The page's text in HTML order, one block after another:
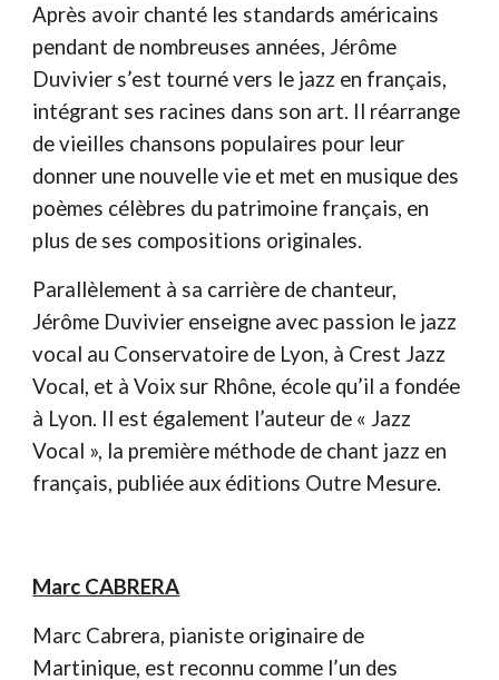
Après avoir chanté les standards américains
pendant de nombreuses années, Jérôme
Duvivier s’est tourné vers le jazz en français,
intégrant ses racines dans son art. Il réarrange
de vieilles chansons populaires pour leur
donner une nouvelle vie et met en musique des
poèmes célèbres du patrimoine français, en
plus de ses compositions originales.
Parallèlement à sa carrière de chanteur,
Jérôme Duvivier enseigne avec passion le jazz
vocal au Conservatoire de Lyon, à Crest Jazz
Vocal, et à Voix sur Rhône, école qu’il a fondée
à Lyon. Il est également l’auteur de « Jazz
Vocal », la première méthode de chant jazz en
français, publiée aux éditions Outre Mesure.
Marc CABRERA
Marc Cabrera, pianiste originaire de
Martinique, est reconnu comme l’un des